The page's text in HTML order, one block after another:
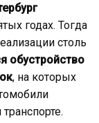
годах. Тогда
столь
обустройство
, на которых